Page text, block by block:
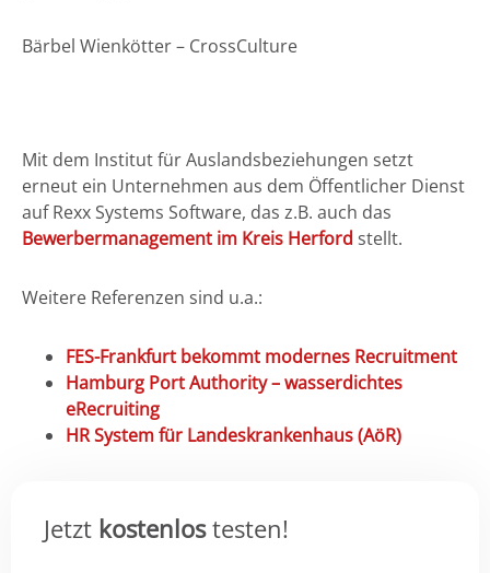
Bärbel Wienkötter – CrossCulture
Mit dem Institut für Auslandsbeziehungen setzt
erneut ein Unternehmen aus dem Öffentlicher Dienst
auf Rexx Systems Software, das z.B. auch das
Bewerbermanagement im Kreis Herford stellt.
Weitere Referenzen sind u.a.:
FES-Frankfurt bekommt modernes Recruitment
Hamburg Port Authority – wasserdichtes
eRecruiting
HR System für Landeskrankenhaus (AöR)
Jetzt kostenlostesten!